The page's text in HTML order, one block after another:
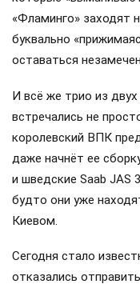
«Фламинго» заходят
буквально
оставаться
И всё же трио из
встречались не
королевский ВПК
даже начнёт ее
и шведские Saab JAS
будто они уже
Киевом.
Сегодня стало
отказались